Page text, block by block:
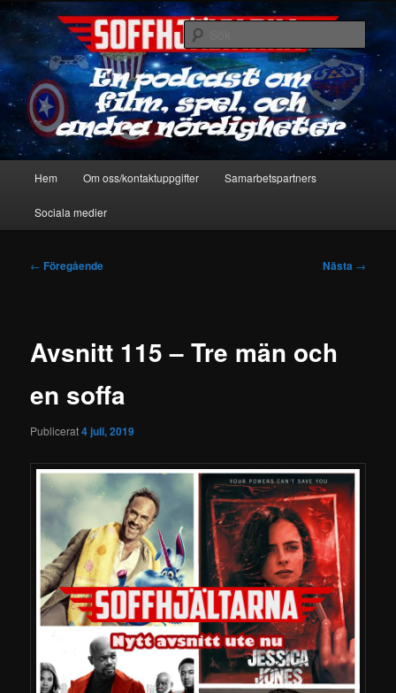
Hoppa
primärt
innehållSoffhjältarna
En podcast om film, spel & andra nördigheter
Sök
Hem Om oss/kontaktuppgifter Samarbetspartners
Sociala medier
Inläggsnavigering
← Föregående Nästa →
Avsnitt 115 – Tre män och
en soffa
Publicerat4 juli, 2019